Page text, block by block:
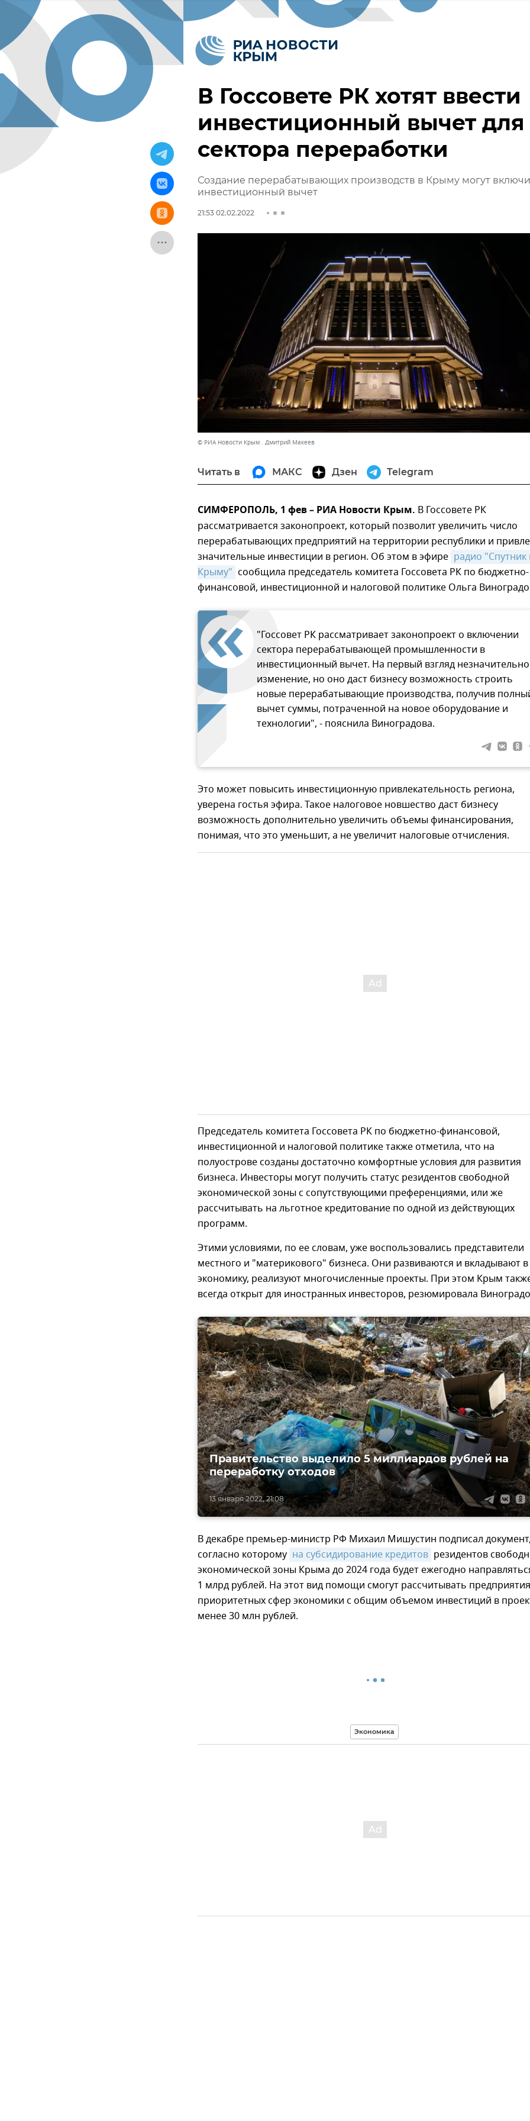
В Госсовете РК хотят ввести
инвестиционный вычет для
сектора переработки
Создание перерабатывающих производств в Крыму могут
инвестиционный вычет
21:53 02.02.2022
© РИА Новости Крым . Дмитрий Макеев
Читать в МАКС Дзен Telegram
СИМФЕРОПОЛЬ, 1 фев – РИА Новости Крым. В Госсовете РК
рассматривается законопроект, который позволит увеличить число
перерабатывающих предприятий на территории республики и
значительные инвестиции в регион. Об этом в эфире радио "Спутник
Крыму" сообщила председатель комитета Госсовета РК по бюджетно-
финансовой, инвестиционной и налоговой политике Ольга
"Госсовет РК рассматривает законопроект о включении
сектора перерабатывающей промышленности в
инвестиционный вычет. На первый взгляд
изменение, но оно даст бизнесу возможность строить
новые перерабатывающие производства, получив
вычет суммы, потраченной на новое оборудование и
технологии", - пояснила Виноградова.
Это может повысить инвестиционную привлекательность региона,
уверена гостья эфира. Такое налоговое новшество даст бизнесу
возможность дополнительно увеличить объемы финансирования,
понимая, что это уменьшит, а не увеличит налоговые отчисления.
Председатель комитета Госсовета РК по бюджетно-финансовой,
инвестиционной и налоговой политике также отметила, что на
полуострове созданы достаточно комфортные условия для развития
бизнеса. Инвесторы могут получить статус резидентов свободной
экономической зоны с сопутствующими преференциями, или же
рассчитывать на льготное кредитование по одной из действующих
программ.
Этими условиями, по ее словам, уже воспользовались представители
местного и "материкового" бизнеса. Они развиваются и вкладывают в
экономику, реализуют многочисленные проекты. При этом Крым
всегда открыт для иностранных инвесторов, резюмировала
13 января 2022, 21:08
Правительство выделило 5 миллиардов рублей на
переработку отходов
В декабре премьер-министр РФ Михаил Мишустин подписал
согласно которому на субсидирование кредитов резидентов
экономической зоны Крыма до 2024 года будет ежегодно
1 млрд рублей. На этот вид помощи смогут рассчитывать предприятия
приоритетных сфер экономики с общим объемом инвестиций в
менее 30 млн рублей.
Экономика